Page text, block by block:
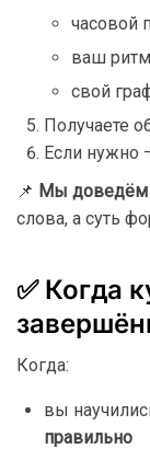
часовой
ваш ритм
свой
Получаете
Если нужно
📌 Мы доведём
слова, а суть
✅ Когда
Когда:
вы
правильно